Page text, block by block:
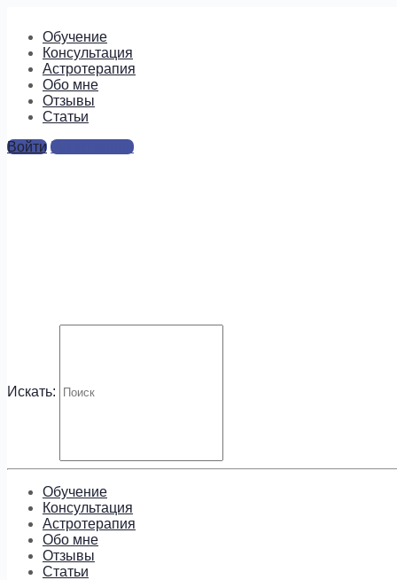
Обучение
Консультация
Астротерапия
Обо мне
Отзывы
Cтатьи
Войти Регистрация
Искать:
Обучение
Консультация
Астротерапия
Обо мне
Отзывы
Cтатьи
.